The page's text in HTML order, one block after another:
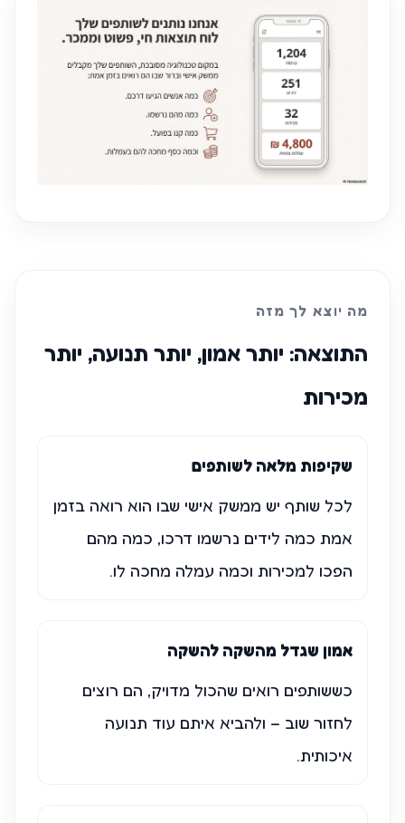
מה יוצא לך מזה
התוצאה: יותר אמון, יותר תנועה, יותר
מכירות
שקיפות מלאה לשותפים
לכל שותף יש ממשק אישי שבו הוא רואה בזמן
אמת כמה לידים נרשמו דרכו, כמה מהם
הפכו למכירות וכמה עמלה מחכה לו.
אמון שגדל מהשקה להשקה
כששותפים רואים שהכול מדויק, הם רוצים
לחזור שוב – ולהביא איתם עוד תנועה
איכותית.